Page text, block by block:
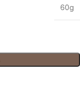
60g